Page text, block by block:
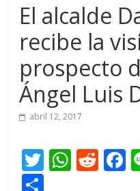
El alcalde
recibe la
prospecto
Ángel Luis
abril 12, 2017
T W R F